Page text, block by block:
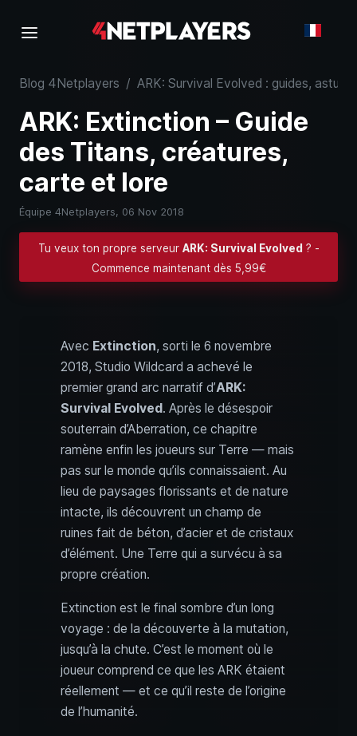
Blog 4Netplayers / ARK: Survival Evolved : guides,
ARK: Extinction – Guide
des Titans, créatures,
carte et lore
Équipe 4Netplayers, 06 Nov 2018
Tu veux ton propre serveur ARK: Survival Evolved ? -
Commence maintenant dès 5,99€
Avec Extinction, sorti le 6 novembre
2018, Studio Wildcard a achevé le
premier grand arc narratif d’ARK:
Survival Evolved . Après le désespoir
souterrain d’Aberration, ce chapitre
ramène enfin les joueurs sur Terre — mais
pas sur le monde qu’ils connaissaient. Au
lieu de paysages florissants et de nature
intacte, ils découvrent un champ de
ruines fait de béton, d’acier et de cristaux
d’élément. Une Terre qui a survécu à sa
propre création.
Extinction est le final sombre d’un long
voyage : de la découverte à la mutation,
jusqu’à la chute. C’est le moment où le
joueur comprend ce que les ARK étaient
réellement — et ce qu’il reste de l’origine
de l’humanité.